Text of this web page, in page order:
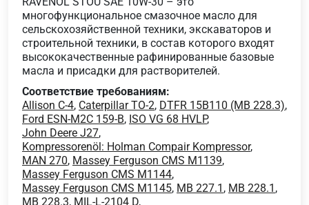
многофункциональное смазочное масло для
сельскохозяйственной техники, экскаваторов и
строительной техники, в состав которого входят
высококачественные рафинированные базовые
масла и присадки для растворителей.
Соответствие требованиям:
Allison C-4, Caterpillar TO-2, DTFR 15B110 (MB 228.3),
Ford ESN-M2C 159-B, ISO VG 68 HVLP,
John Deere J27,
Kompressorenöl: Holman Compair Kompressor,
MAN 270, Massey Ferguson CMS M1139,
Massey Ferguson CMS M1144,
Massey Ferguson CMS M1145, MB 227.1 , MB 228.1 ,
MB 228.3, MIL-L-2104 D,